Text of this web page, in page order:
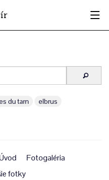
du tarn
elbrus
Fotogaléria
fotky